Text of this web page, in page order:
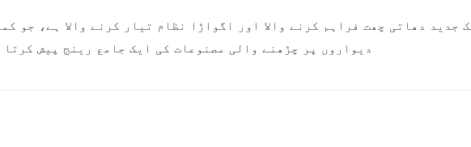
دیواروں پر چڑھنے والی مصنوعات کی ایک جامع رینج پیش